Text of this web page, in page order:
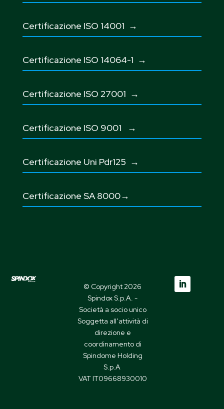
Certificazione ISO 14001 →
Certificazione ISO 14064-1 →
Certificazione ISO 27001 →
Certificazione ISO 9001 →
Certificazione Uni Pdr125 →
Certificazione SA 8000→
© Copyright 2026
Spindox S.p.A. -
Società a socio unico
Soggetta all’attività di
direzione e
coordinamento di
Spindome Holding
S.p.A
VAT IT09668930010